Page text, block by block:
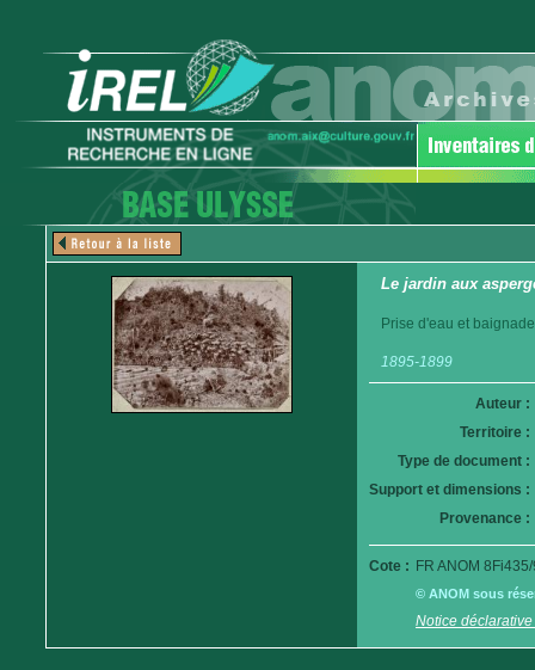
Le jardin aux
Prise d'eau et
1895-1899
Auteur :
Territoire :
Type de document :
Support et dimensions :
Provenance :
Cote : FR ANOM
© ANOM sous
Notice